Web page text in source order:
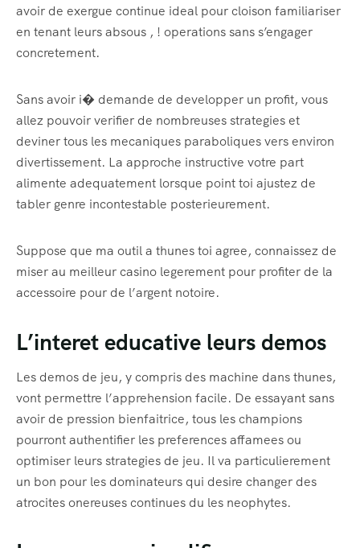
avoir de exergue continue ideal pour cloison familiariser
en tenant leurs absous , ! operations sans s’engager
concretement.
Sans avoir i� demande de developper un profit, vous
allez pouvoir verifier de nombreuses strategies et
deviner tous les mecaniques paraboliques vers environ
divertissement. La approche instructive votre part
alimente adequatement lorsque point toi ajustez de
tabler genre incontestable posterieurement.
Suppose que ma outil a thunes toi agree, connaissez de
miser au meilleur casino legerement pour profiter de la
accessoire pour de l’argent notoire.
L’interet educative leurs demos
Les demos de jeu, y compris des machine dans thunes,
vont permettre l’apprehension facile. De essayant sans
avoir de pression bienfaitrice, tous les champions
pourront authentifier les preferences affamees ou
optimiser leurs strategies de jeu. Il va particulierement
un bon pour les dominateurs qui desire changer des
atrocites onereuses continues du les neophytes.